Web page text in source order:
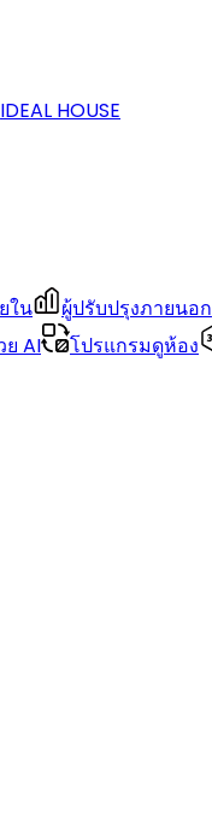
IDEAL HOUSE
ใน ผู้ปรับปรุงภายนอก
ย AI
โปรแกรมดูห้อง